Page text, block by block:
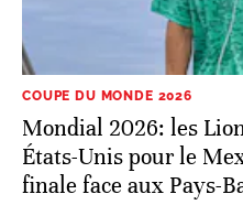
COUPE DU MONDE 2026
Mondial 2026: les
États-Unis pour le
finale face aux Pays-